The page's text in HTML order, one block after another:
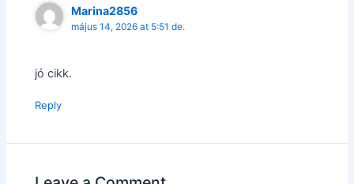
Marina2856
május 14, 2026 at 5:51 de.
jó cikk.
Reply